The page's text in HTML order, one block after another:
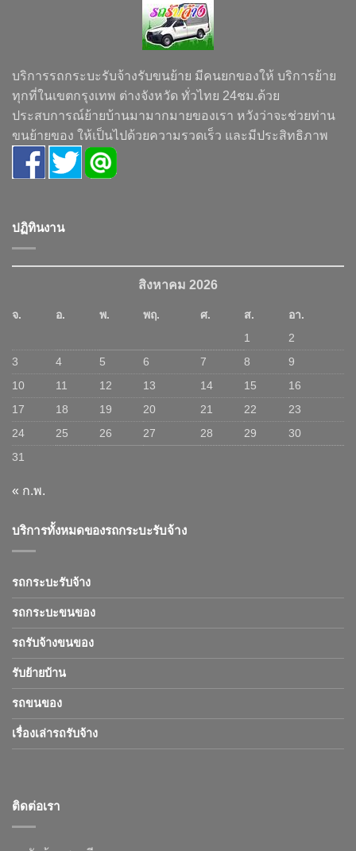
บริการรถกระบะรับจ้างรับขนย้าย มีคนยกของให้ บริการย้าย
ทุกที่ในเขตกรุงเทพ ต่างจังหวัด ทั่วไทย 24ชม.ด้วย
ประสบการณ์ย้ายบ้านมามากมายของเรา หวังว่าจะช่วยท่าน
ขนย้ายของ ให้เป็นไปด้วยความรวดเร็ว และมีประสิทธิภาพ
ปฏิทินงาน
สิงหาคม 2026
จ. อ. พ. พฤ. ศ. ส.
อา.
1
2
3
4 5 6 7 8
9
10
11 12 13 14 15
16
17
18 19 20 21 22
23
24
25 26 27 28 29
30
31
« ก.พ.
บริการทั้งหมดของรถกระบะรับจ้าง
รถกระบะรับจ้าง
รถกระบะขนของ
รถรับจ้างขนของ
รับย้ายบ้าน
รถขนของ
เรื่องเล่ารถรับจ้าง
ติดต่อเรา